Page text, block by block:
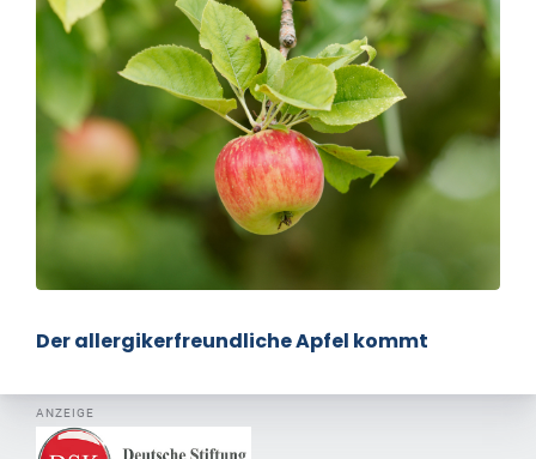
Der allergikerfreundliche Apfel kommt
ANZEIGE